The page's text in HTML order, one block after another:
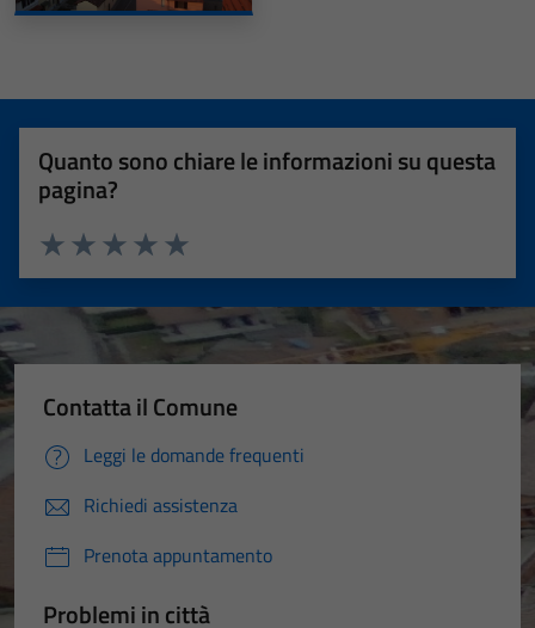
Quanto sono chiare le informazioni su questa
pagina?
Valuta 5 stelle su 5
Valuta 4 stelle su 5
Valuta 3 stelle su 5
Valuta 2 stelle su 5
Valuta 1 stelle su 5
Contatta il Comune
Leggi le domande frequenti
Richiedi assistenza
Prenota appuntamento
Problemi in città